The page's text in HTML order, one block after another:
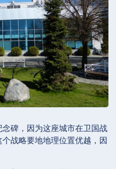
碑，因为这座城市在卫国战
战略要地地理位置优越，因